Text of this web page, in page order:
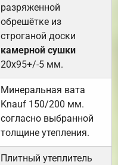
разряженной
обрешётке из
строганой доски
камерной сушки
20х95+/-5 мм.
Минеральная вата
Knauf 150/200 мм.
согласно выбранной
толщине утепления.
Плитный утеплитель